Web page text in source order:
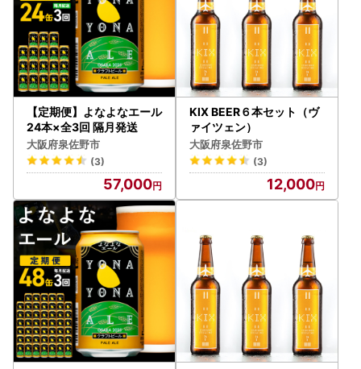
【定期便】よなよなエール
24本×全3回 隔月発送
大阪府泉佐野市
(3)
57,000
KIX BEER６本セット（ヴ
ァイツェン）
大阪府泉佐野市
(3)
12,000